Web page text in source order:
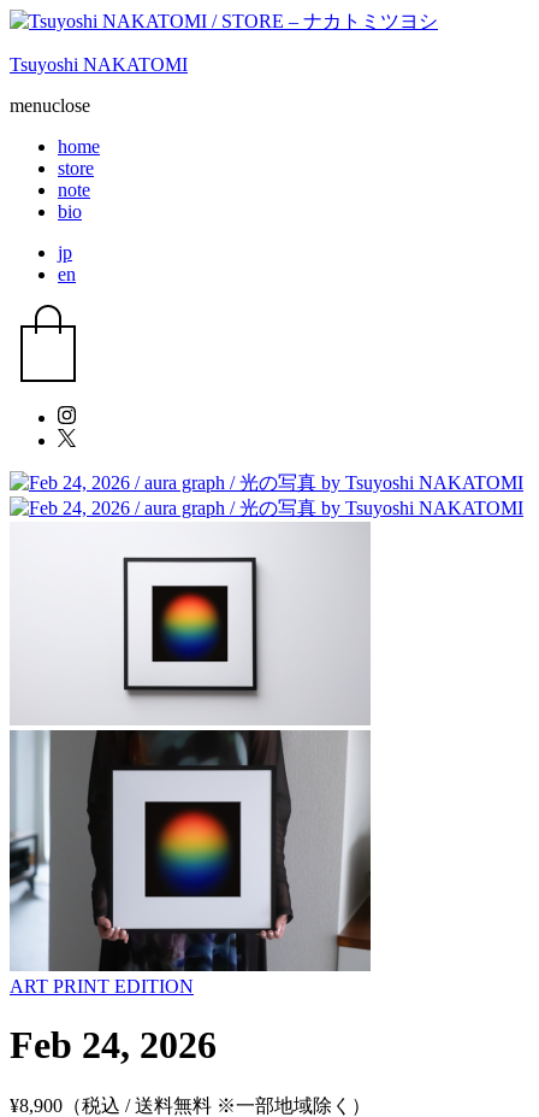
Tsuyoshi NAKATOMI
menuclose
home
store
note
bio
jp
en
ART PRINT EDITION
Feb 24, 2026
¥8,900 （税込 / 送料無料 ※一部地域除く）